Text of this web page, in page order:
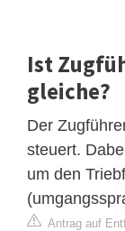
Ist
gleiche?
Der
steuert.
um den
Antrag auf